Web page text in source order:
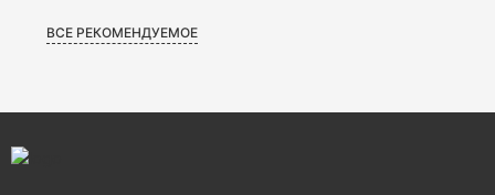
ВСЕ РЕКОМЕНДУЕМОЕ